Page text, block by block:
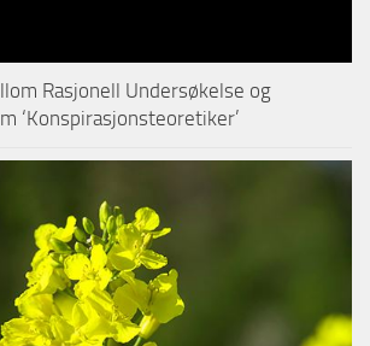
Rasjonell Undersøkelse og
‘Konspirasjonsteoretiker’